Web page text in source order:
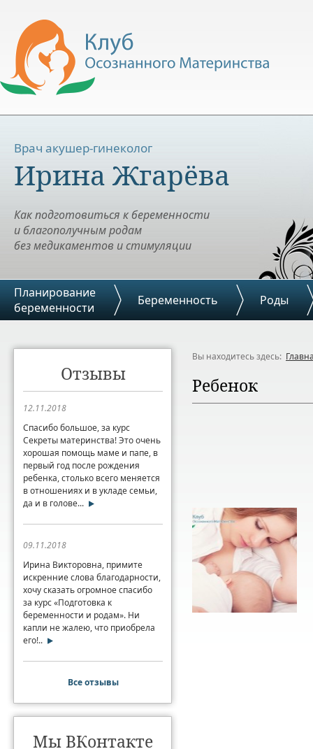
Врач акушер-гинеколог
Ирина Жгарёва
Как подготовиться к беременности
и благополучным родам
без медикаментов и стимуляции
Планирование
беременности
Беременность Роды
Отзывы
12.11.2018
Спасибо большое, за курс
Секреты материнства! Это очень
хорошая помощь маме и папе, в
первый год после рождения
ребенка, столько всего меняется
в отношениях и в укладе семьи,
да и в голове...
09.11.2018
Ирина Викторовна, примите
искренние слова благодарности,
хочу сказать огромное спасибо
за курс «Подготовка к
беременности и родам». Ни
капли не жалею, что приобрела
его!..
Все отзывы
Мы ВКонтакте
Вы находитесь здесь:
Ребенок